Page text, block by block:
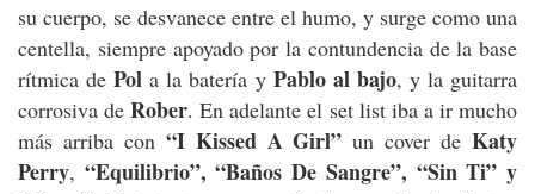
su cuerpo, se desvanece entre el humo, y surge como una
centella, siempre apoyado por la contundencia de la base
rítmica dePol a la batería y Pablo al bajo, y la guitarra
corrosiva deRober. En adelante el set list iba a ir mucho
más arriba con “I Kissed A Girl”un cover deKaty
Perry, “Equilibrio”, “Baños De Sangre”, “Sin Ti” y